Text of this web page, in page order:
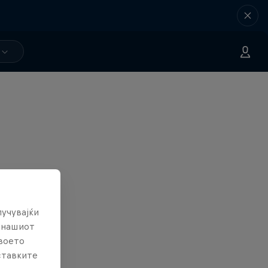
нашиот